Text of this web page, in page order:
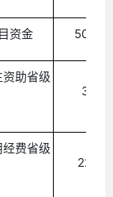
资金 500.00
助省级
3.09
费省级
22.64